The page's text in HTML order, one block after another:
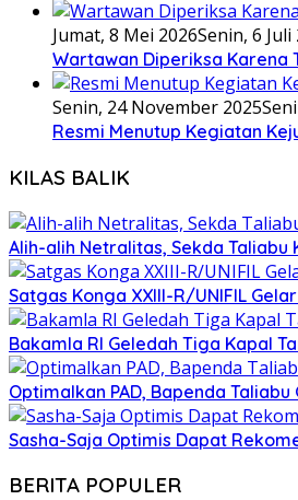
Jumat, 8 Mei 2026Senin, 6 Juli
Wartawan Diperiksa Karena
Senin, 24 November 2025
Resmi Menutup Kegiatan
KILAS BALIK
Alih-alih Netralitas, Sekda Taliabu
Satgas Konga XXIII-R/UNIFIL
Bakamla RI Geledah Tiga Kapal
Optimalkan PAD, Bapenda
Sasha-Saja Optimis Dapat
BERITA POPULER